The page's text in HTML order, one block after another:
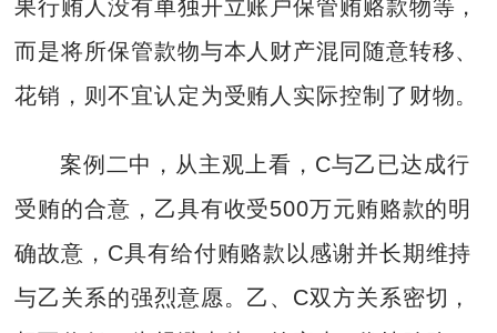
果行贿人没有单独开立账户保管贿赂款物等，
而是将所保管款物与本人财产混同随意转移、
花销，则不宜认定为受贿人实际控制了财物。
案例二中，从主观上看，C与乙已达成行
受贿的合意，乙具有收受500万元贿赂款的明
确故意，C具有给付贿赂款以感谢并长期维持
与乙关系的强烈意愿。乙、C双方关系密切，